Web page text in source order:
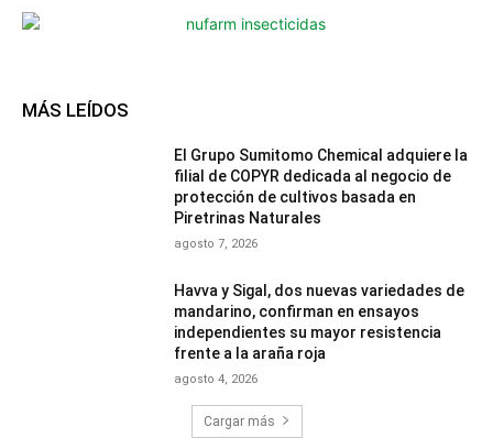
MÁS LEÍDOS
El Grupo Sumitomo Chemical adquiere la
filial de COPYR dedicada al negocio de
protección de cultivos basada en
Piretrinas Naturales
agosto 7, 2026
Havva y Sigal, dos nuevas variedades de
mandarino, confirman en ensayos
independientes su mayor resistencia
frente a la araña roja
agosto 4, 2026
Cargar más